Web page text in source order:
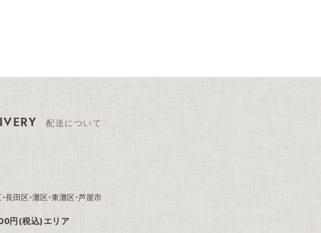
配送について
長田区・灘区・東灘区・芦屋市
円(税込)エリア